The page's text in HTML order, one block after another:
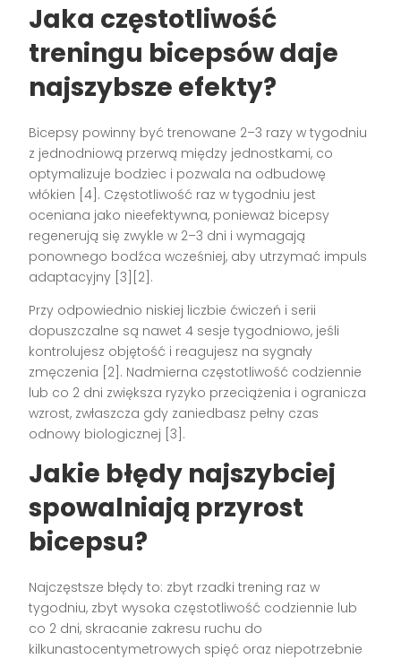
Jaka częstotliwość
treningu bicepsów daje
najszybsze efekty?
Bicepsy powinny być trenowane 2–3 razy w tygodniu
z jednodniową przerwą między jednostkami, co
optymalizuje bodziec i pozwala na odbudowę
włókien [4]. Częstotliwość raz w tygodniu jest
oceniana jako nieefektywna, ponieważ bicepsy
regenerują się zwykle w 2–3 dni i wymagają
ponownego bodźca wcześniej, aby utrzymać impuls
adaptacyjny [3][2].
Przy odpowiednio niskiej liczbie ćwiczeń i serii
dopuszczalne są nawet 4 sesje tygodniowo, jeśli
kontrolujesz objętość i reagujesz na sygnały
zmęczenia [2]. Nadmierna częstotliwość codziennie
lub co 2 dni zwiększa ryzyko przeciążenia i ogranicza
wzrost, zwłaszcza gdy zaniedbasz pełny czas
odnowy biologicznej [3].
Jakie błędy najszybciej
spowalniają przyrost
bicepsu?
Najczęstsze błędy to: zbyt rzadki trening raz w
tygodniu, zbyt wysoka częstotliwość codziennie lub
co 2 dni, skracanie zakresu ruchu do
kilkunastocentymetrowych spięć oraz niepotrzebnie